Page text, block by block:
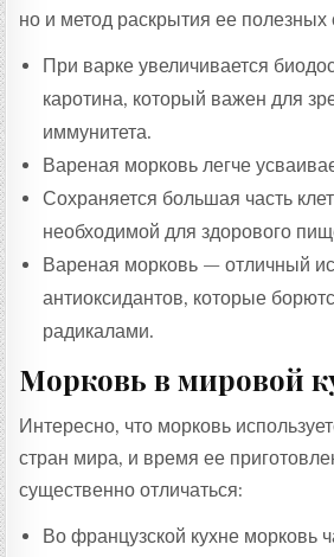
но и метод раскрытия ее полезных
При варке увеличивается
каротина, который важен для
иммунитета.
Вареная морковь легче
Сохраняется большая часть
необходимой для здорового
Вареная морковь — отличный
антиоксидантов, которые
радикалами.
Морковь в мировой
Интересно, что морковь
стран мира, и время ее
существенно отличаться:
Во французской кухне морковь